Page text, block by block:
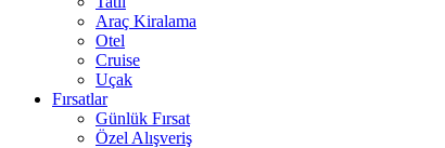
Araç Kiralama
Otel
Cruise
Uçak
Fırsatlar
Günlük Fırsat
Özel Alışveriş